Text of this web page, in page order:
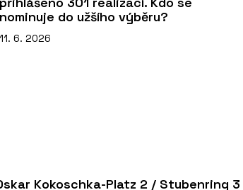
nominuje do užšího výběru?
11. 6. 2026
Kokoschka-Platz 2 / Stubenring 3